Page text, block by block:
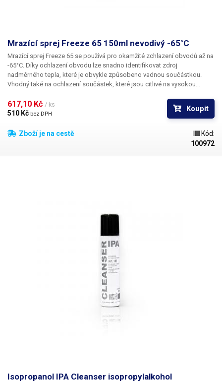
Mrazící sprej Freeze 65 150ml nevodivý -65°C
Mrazící sprej Freeze 65 se používá pro okamžité zchlazení obvodů až na
-65°C. Díky ochlazení obvodu lze snadno identifikovat zdroj
nadměrného tepla, které je obvykle způsobeno vadnou součástkou.
Vhodný také na ochlazení součástek, které jsou citlivé na vysokou
Freeze 65 využít při kontrole a nastavování termospínačů, termistorů,
tepelných měřících sond a senzorů teploty. Použít lze také na odhalování
617,10 Kč / ks
510 Kč bez DPH
Koupit
Zboží je na cestě
Kód:
100972
Isopropanol IPA Cleanser isopropylalkohol